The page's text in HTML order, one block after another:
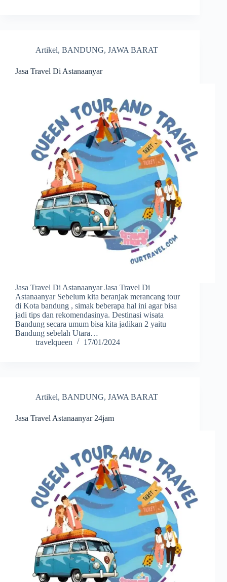
Artikel, BANDUNG, JAWA BARAT
Jasa Travel Di Astanaanyar
Jasa Travel Di Astanaanyar Jasa Travel Di
Astanaanyar Sebelum kita beranjak merancang tour
di Kota bandung , simak beberapa hal ini agar bisa
jadi tips dan rekomendasinya. Destinasi wisata
Bandung secara umum bisa kita jadikan 2 yaitu
Bandung sebelah Utara…
travelqueen
17/01/2024
Artikel, BANDUNG, JAWA BARAT
Jasa Travel Astanaanyar 24jam